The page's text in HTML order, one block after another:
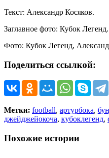
Текст: Александр Косяков.
Заглавное фото: Кубок Легенд.
Фото: Кубок Легенд,
Поделиться ссылкой:
Метки: football, артурбока,
джейджейокоча, кубоклегенд,
Похожие истории